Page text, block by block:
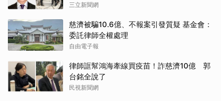
三立新聞網
慈濟被騙10.6億、不報案引發質疑 基金會：
委託律師全權處理
自由電子報
律師誆幫鴻海牽線買疫苗！詐慈濟10億 郭
台銘全說了
民視新聞網